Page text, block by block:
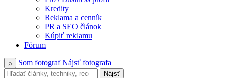
Kredity
Reklama a cenník
PR a SEO článok
Kúpiť reklamu
Fórum
⌕ Som fotografNájsť fotografa
Nájsť